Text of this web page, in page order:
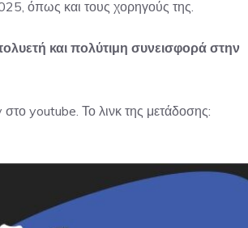
όπως και τους χορηγούς της.
και πολύτιμη συνεισφορά στην
youtube. Το λινκ της μετάδοσης: